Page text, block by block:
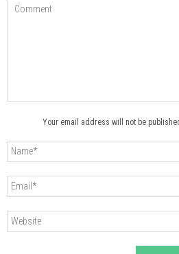
Your email address will not be